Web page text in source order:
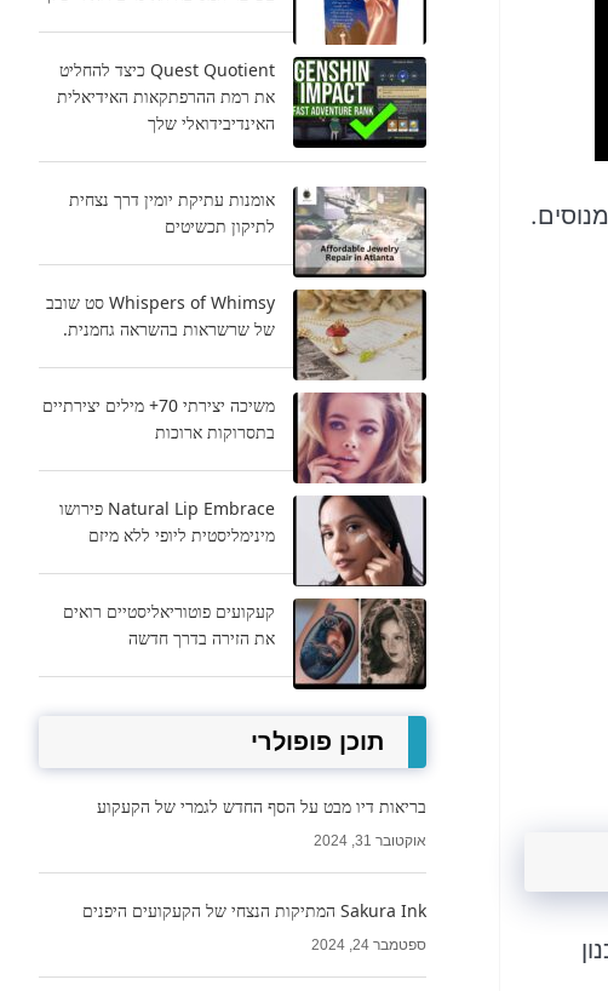
Quest Quotient כיצד להחליט
את רמת ההרפתקאות האידיאלית
האינדיבידואלי שלך
אומנות עתיקת יומין דרך נצחית
לתיקון תכשיטים
Whispers of Whimsy סט שובב
של שרשראות בהשראה גחמנית.
משיכה יצירתי 70+ מילים יצירתיים
בתסרוקות ארוכות
Natural Lip Embrace פירושו
מינימליסטית ליופי ללא מיזם
קעקועים פוטוריאליסטיים רואים
את הזירה בדרך חדשה
תוכן פופולרי
בריאות דיו מבט על הסף החדש לגמרי של הקעקוע
אוקטובר 31, 2024
Sakura Ink המתיקות הנצחי של הקעקועים היפנים
ספטמבר 24, 2024